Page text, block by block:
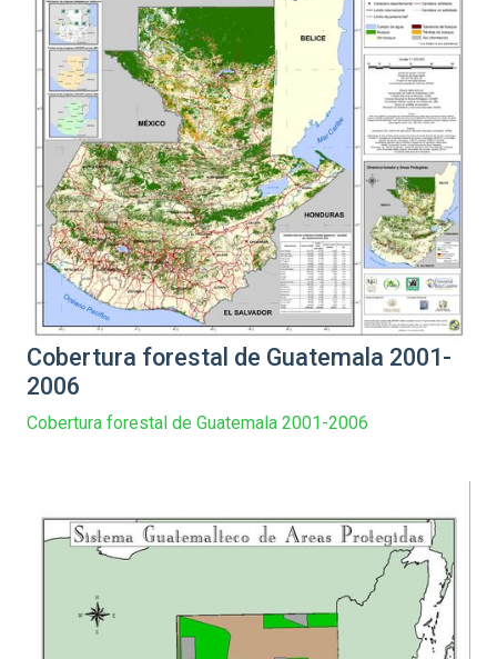
Cobertura forestal de Guatemala 2001-
2006
Cobertura forestal de Guatemala 2001-2006